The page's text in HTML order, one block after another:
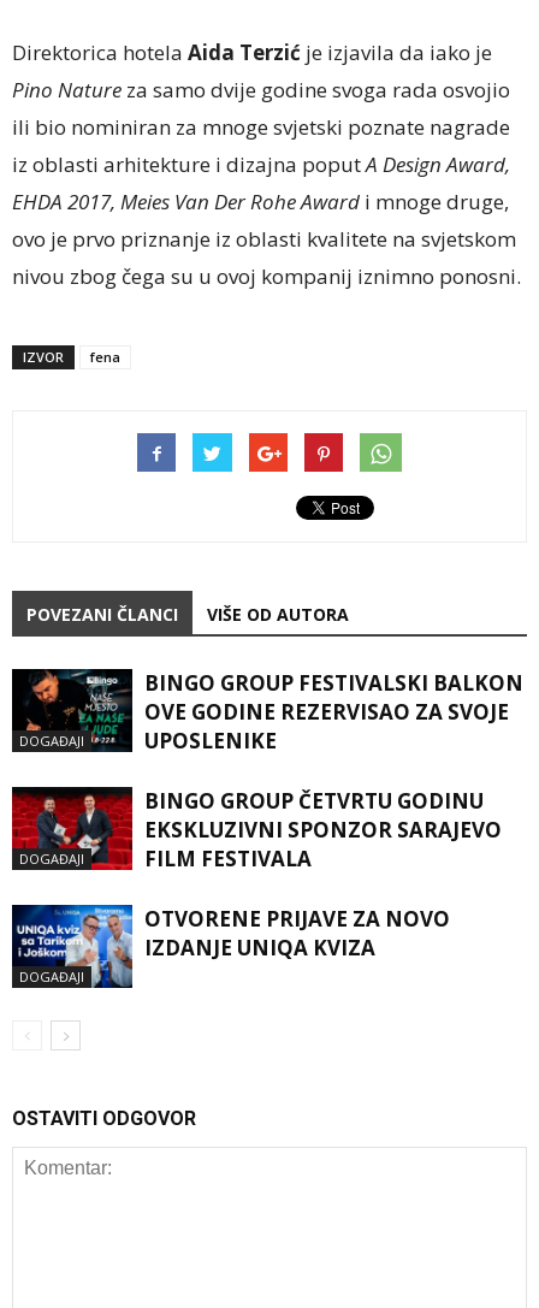
Direktorica hotela Aida Terzić je izjavila da iako je
Pino Nature za samo dvije godine svoga rada osvojio
ili bio nominiran za mnoge svjetski poznate nagrade
iz oblasti arhitekture i dizajna poputA Design Award,
EHDA 2017, Meies Van Der Rohe Award i mnoge druge,
ovo je prvo priznanje iz oblasti kvalitete na svjetskom
nivou zbog čega su u ovoj kompanij iznimno ponosni.
IZVOR fena
POVEZANI ČLANCI VIŠE OD AUTORA
DOGAĐAJI
BINGO GROUP FESTIVALSKI BALKON
OVE GODINE REZERVISAO ZA SVOJE
UPOSLENIKE
DOGAĐAJI
BINGO GROUP ČETVRTU GODINU
EKSKLUZIVNI SPONZOR SARAJEVO
FILM FESTIVALA
DOGAĐAJI
OTVORENE PRIJAVE ZA NOVO
IZDANJE UNIQA KVIZA
OSTAVITI ODGOVOR